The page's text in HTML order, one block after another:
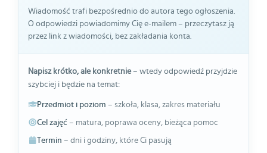
Wiadomość trafi bezpośrednio do autora tego ogłoszenia.
O odpowiedzi powiadomimy Cię e-mailem – przeczytasz ją
przez link z wiadomości, bez zakładania konta.
Napisz krótko, ale konkretnie– wtedy odpowiedź przyjdzie
szybciej i będzie na temat:
Przedmiot i poziom – szkoła, klasa, zakres materiału
Cel zajęć – matura, poprawa oceny, bieżąca pomoc
Termin – dni i godziny, które Ci pasują